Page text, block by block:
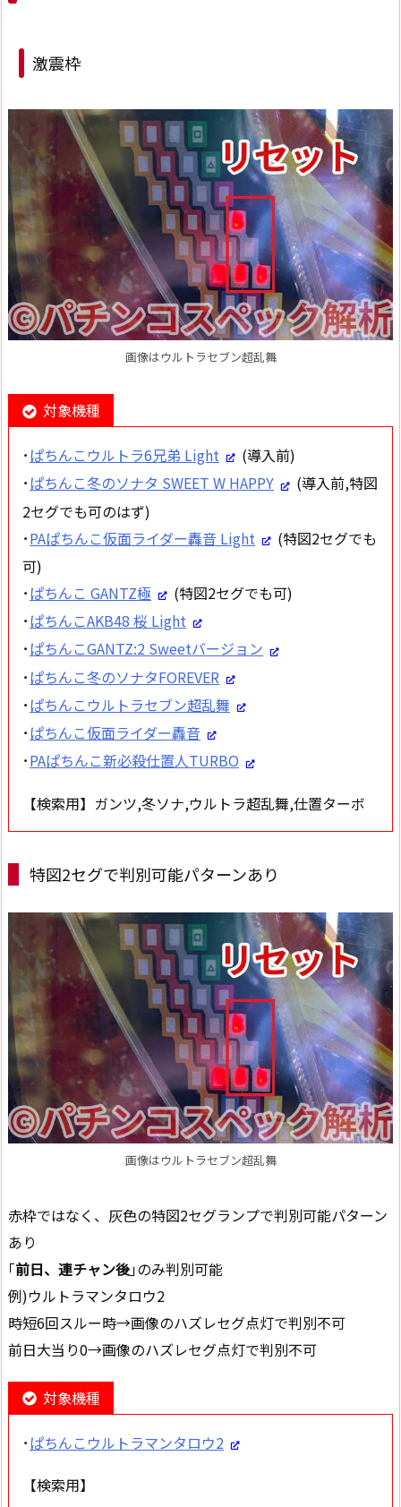
激震枠
画像はウルトラセブン超乱舞
対象機種
･ぱちんこウルトラ6兄弟 Light
(導入前)
･ぱちんこ冬のソナタ SWEET W HAPPY
(導入前,特図
2セグでも可のはず)
･PAぱちんこ仮面ライダー轟音 Light
(特図2セグでも
可)
･ぱちんこ GANTZ極
(特図2セグでも可)
･ぱちんこAKB48 桜 Light
･ぱちんこGANTZ:2 Sweetバージョン
･ぱちんこ冬のソナタFOREVER
･ぱちんこウルトラセブン超乱舞
･ぱちんこ仮面ライダー轟音
･PAぱちんこ新必殺仕置人TURBO
【検索用】ガンツ,冬ソナ,ウルトラ超乱舞,仕置ターボ
特図2セグで判別可能パターンあり
画像はウルトラセブン超乱舞
赤枠ではなく、灰色の特図2セグランプで判別可能パターン
あり
｢前日、連チャン後｣のみ判別可能
例)ウルトラマンタロウ2
時短6回スルー時→画像のハズレセグ点灯で判別不可
前日大当り0→画像のハズレセグ点灯で判別不可
対象機種
･ぱちんこウルトラマンタロウ2
【検索用】